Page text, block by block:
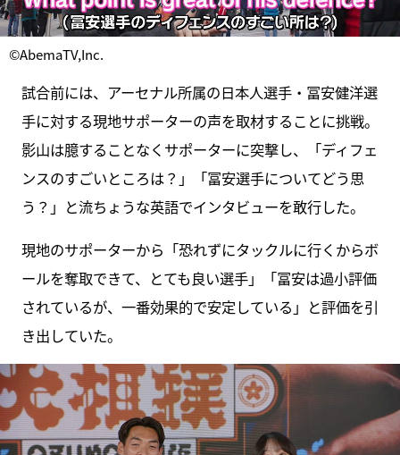
©AbemaTV,Inc.
試合前には、アーセナル所属の日本人選手・冨安健洋選
手に対する現地サポーターの声を取材することに挑戦。
影山は臆することなくサポーターに突撃し、「ディフェ
ンスのすごいところは？」「冨安選手についてどう思
う？」と流ちょうな英語でインタビューを敢行した。
現地のサポーターから「恐れずにタックルに行くからボ
ールを奪取できて、とても良い選手」「冨安は過小評価
されているが、一番効果的で安定している」と評価を引
き出していた。